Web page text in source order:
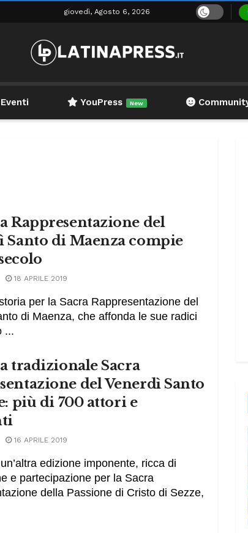
giovedì, Agosto 6, 2026
Eventi YouPress New
Rappresentazione del
Santo di Maenza compie
18 APRILE 2019
per la Sacra Rappresentazione del
di Maenza, che affonda le sue radici
...
tradizionale Sacra
del Venerdì Santo
più di 700 attori e
16 APRILE 2019
edizione imponente, ricca di
e partecipazione per la Sacra
della Passione di Cristo di Sezze,